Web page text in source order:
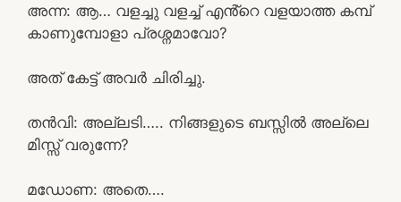
അന്ന: ആ… വളച്ചു വളച്ച് എൻ്റെ വളയാത്ത കമ്പ്
കാണുമ്പോളാ പ്രശ്നമാവോ?
അത് കേട്ട് അവർ ചിരിച്ചു.
തൻവി: അല്ലടി….. നിങ്ങളുടെ ബസ്സിൽ അല്ലെ
മിസ്സ്‌ വരുന്നേ?
മഡോണ: അതെ….